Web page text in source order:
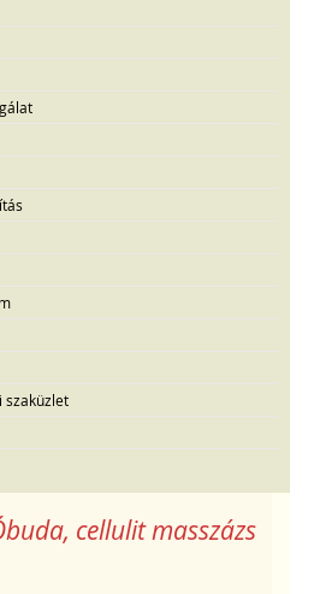
szaküzlet
cellulit masszázs